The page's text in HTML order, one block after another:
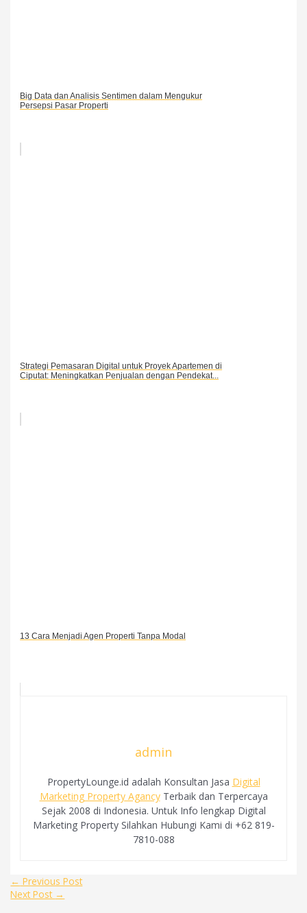
Big Data dan Analisis Sentimen dalam Mengukur
Persepsi Pasar Properti
Strategi Pemasaran Digital untuk Proyek Apartemen di
Ciputat: Meningkatkan Penjualan dengan Pendekat...
13 Cara Menjadi Agen Properti Tanpa Modal
admin
PropertyLounge.id adalah Konsultan Jasa Digital
Marketing Property AgancyTerbaik dan Terpercaya
Sejak 2008 di Indonesia. Untuk Info lengkap Digital
Marketing Property Silahkan Hubungi Kami di +62 819-
7810-088
Post
navigation
← Previous Post
Next Post →